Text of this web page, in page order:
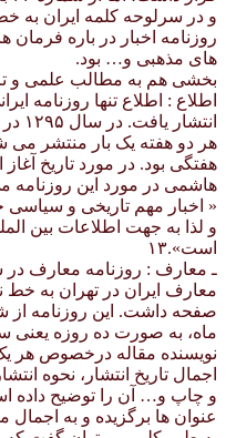
و در سرلوحه کلمه ایران به
روزنامه اخبار در باره
های مذهبی و… بود.
بخشی هم به مطالب علمی و
اطلاع : اطلاع تنها روزنامه
هر دو هفته یک بار منتشر
هفتگی بود. در مورد تاریخ
هاشمی در مورد این روزنامه
« اخبار مهم تاریخی و
و لذا به جهت اطلاعات بین
است».۱۳
معارف ایران در تهران به
ماه، به صورت ده روزه یعنی
نویسنده مقاله درخصوص هر
اجمال تاریخ انتشار، نحوه
و چاپ و… آن را توضیح داده
عنوان ها برگزیده و به